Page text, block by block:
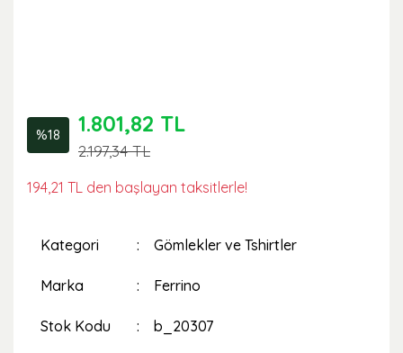
%18 1.801,82 TL
2.197,34 TL
194,21 TL den başlayan taksitlerle!
Kategori Gömlekler ve Tshirtler
Marka Ferrino
Stok Kodu b_20307